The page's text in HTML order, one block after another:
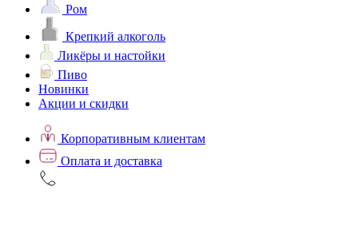
Ром
Крепкий алкоголь
Ликёры и настойки
Пиво
Новинки
Акции и скидки
Корпоративным клиентам
Оплата и доставка